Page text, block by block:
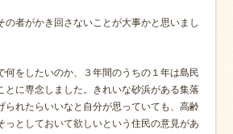
の者がかき回さないことが大事かと思いまし
何をしたいのか、３年間のうちの１年は島民
とに専念しました。きれいな砂浜がある集落
られたらいいなと自分が思っていても、高齢
っとしておいて欲しいという住民の意見があ